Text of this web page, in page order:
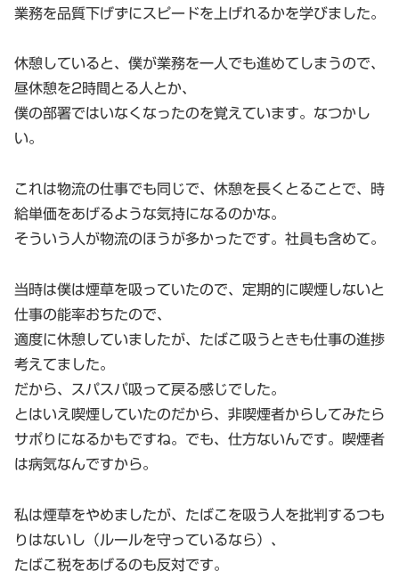
業務を品質下げずにスピードを上げれるかを学びました。
休憩していると、僕が業務を一人でも進めてしまうので、
昼休憩を2時間とる人とか、
僕の部署ではいなくなったのを覚えています。なつかし
い。
これは物流の仕事でも同じで、休憩を長くとることで、時
給単価をあげるような気持になるのかな。
そういう人が物流のほうが多かったです。社員も含めて。
当時は僕は煙草を吸っていたので、定期的に喫煙しないと
仕事の能率おちたので、
適度に休憩していましたが、たばこ吸うときも仕事の進捗
考えてました。
だから、スパスパ吸って戻る感じでした。
とはいえ喫煙していたのだから、非喫煙者からしてみたら
サポりになるかもですね。でも、仕方ないんです。喫煙者
は病気なんですから。
私は煙草をやめましたが、たばこを吸う人を批判するつも
りはないし（ルールを守っているなら）、
たばこ税をあげるのも反対です。